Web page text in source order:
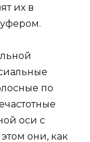
их в
по
оси с
они, как